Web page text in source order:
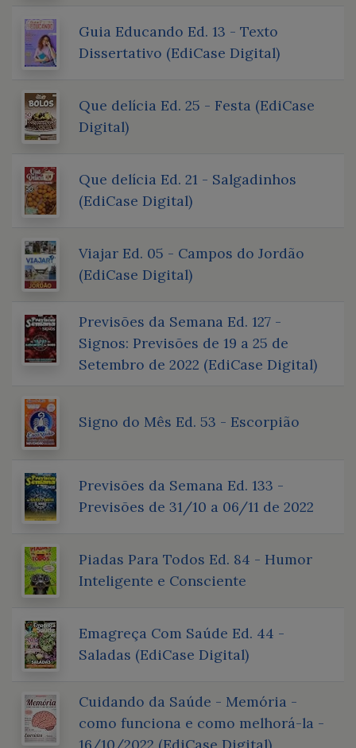
Guia Educando Ed. 13 - Texto
Dissertativo (EdiCase Digital)
Que delícia Ed. 25 - Festa (EdiCase
Digital)
Que delícia Ed. 21 - Salgadinhos
(EdiCase Digital)
Viajar Ed. 05 - Campos do Jordão
(EdiCase Digital)
Previsões da Semana Ed. 127 -
Signos: Previsões de 19 a 25 de
Setembro de 2022 (EdiCase Digital)
Signo do Mês Ed. 53 - Escorpião
Previsões da Semana Ed. 133 -
Previsões de 31/10 a 06/11 de 2022
Piadas Para Todos Ed. 84 - Humor
Inteligente e Consciente
Emagreça Com Saúde Ed. 44 -
Saladas (EdiCase Digital)
Cuidando da Saúde - Memória -
como funciona e como melhorá-la -
16/10/2022 (EdiCase Digital)